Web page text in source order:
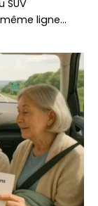
SUV
ligne